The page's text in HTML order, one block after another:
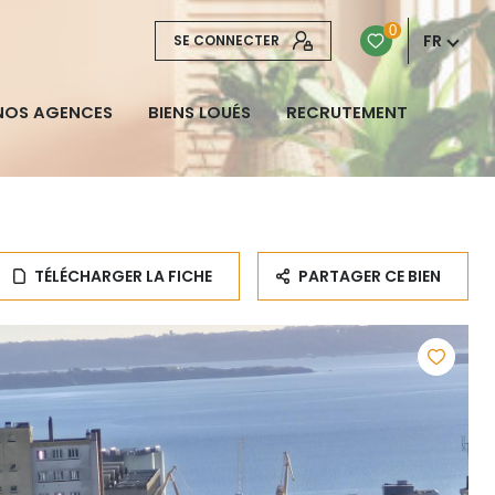
SE CONNECTER
0 FR
AGENCES BIENS LOUÉS RECRUTEMENT
TÉLÉCHARGER LA FICHE PARTAGER CE BIEN